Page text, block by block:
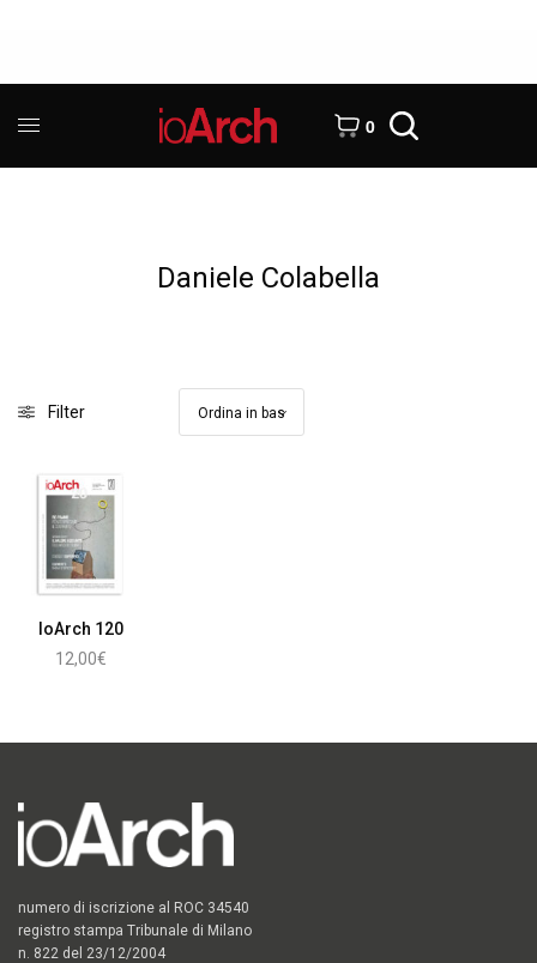
0
Daniele Colabella
Filter
IoArch 120
12,00€
numero di iscrizione al ROC 34540
registro stampa Tribunale di Milano
n. 822 del 23/12/2004